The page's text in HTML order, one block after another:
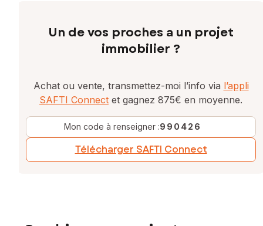
Un de vos proches a un projet
immobilier ?
Achat ou vente, transmettez-moi l’info via l’appli
SAFTI Connect et gagnez 875€ en moyenne.
Mon code à renseigner :990426
Télécharger SAFTI Connect